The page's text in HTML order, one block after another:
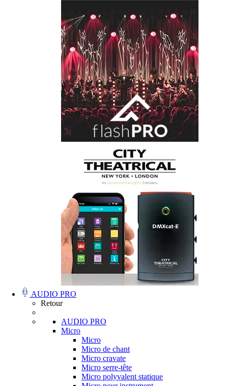
AUDIO PRO
Retour
AUDIO PRO
Micro
Micro
Micro de chant
Micro cravate
Micro serre-tête
Micro polyvalent statique